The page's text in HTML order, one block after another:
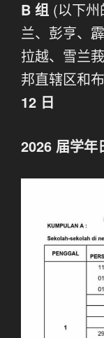
B 组 (以下
兰、彭亨、
拉越、雪兰
邦直辖区和
12 日
2026 届学年